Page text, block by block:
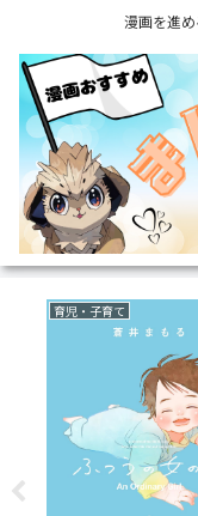
漫画を進
育児・子育て